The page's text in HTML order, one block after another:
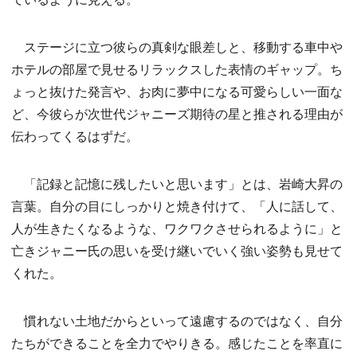
ステージに立つ彼らの真剣な眼差しと、移動する車中や
ホテルの部屋で見せるリラックスした表情のギャップ。ち
ょっと抜けた発言や、お肉に夢中になる可愛らしい一面な
ど、今彼らが次世代ジャニーズ期待の星と推される理由が
伝わってくるはずだ。
「記録と記憶に残したいと思います」とは、岩崎大昇の
言葉。自分の目にしっかりと焼き付けて、「人に話して、
人が生きたくなるような、ワクワクさせられるように」と
亡きジャニー氏の思いを受け継いでいく強い姿勢も見せて
くれた。
慣れない土地だからといって遠慮するのではなく、自分
たちができることを全力でやりきる。感じたことを率直に